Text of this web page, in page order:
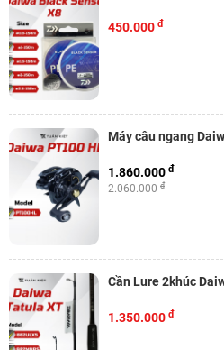
450.000 đ
Máy câu ngang
2.060.000đ
1.860.000 đ
Cần
1.350.000 đ